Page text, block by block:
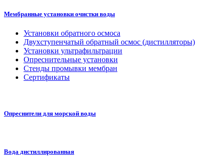
Мембранные установки очистки воды
Установки обратного осмоса
Двухступенчатый обратный осмос (дистилляторы)
Установки ультрафильтрации
Опреснительные установки
Стенды промывки мембран
Сертификаты
Опреснители для морской воды
Вода дистиллированная